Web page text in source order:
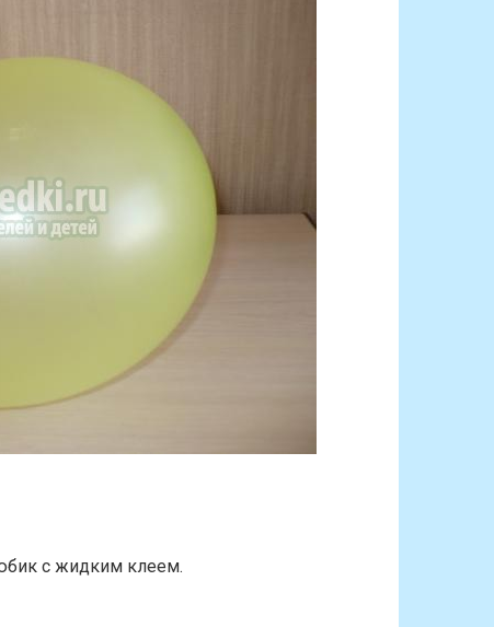
с жидким клеем.